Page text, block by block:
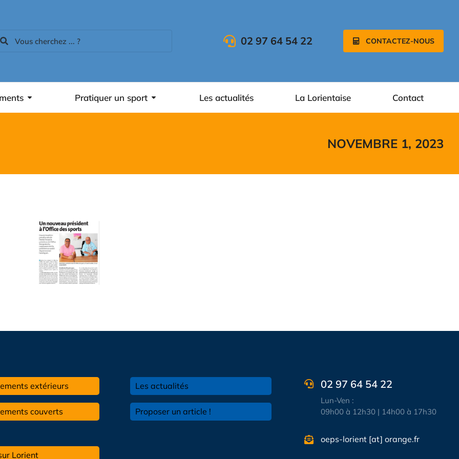
02 97 64 54 22 CONTACTEZ-NOUS
Pratiquer un sport Les actualités La Lorientaise Contact
NOVEMBRE 1, 2023
extérieurs
couverts
Lorient
Les actualités
Proposer un article !
02 97 64 54 22
Lun-Ven :
09h00 à 12h30 | 14h00 à 17h30
oeps-lorient [at] orange.fr